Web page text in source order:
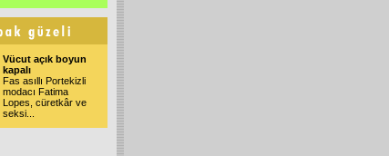
Vücut açık boyun
kapalı
Fas asıllı Portekizli
modacı Fatima
Lopes, cüretkâr ve
seksi...